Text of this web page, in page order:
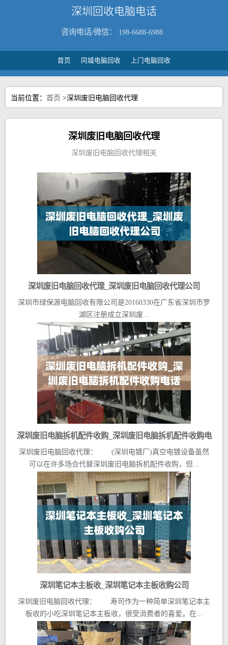
深圳回收电脑电话
咨询电话/微信： 198-6688-6988
首页 同城电脑回收 上门电脑回收
当前位置： 首页 >深圳废旧电脑回收代理
深圳废旧电脑回收代理
深圳废旧电脑回收代理相关
深圳废旧电脑回收代理_深圳废旧电脑回收代理公司
深圳市绿保源电脑回收有限公司是20160330在广东省深圳市罗
湖区注册成立深圳废...
深圳废旧电脑拆机配件收购_深圳废旧电脑拆机配件收购电
话
深圳废旧电脑回收代理： (深圳电镀厂)真空电镀设备虽然
可以在许多场合代替深圳废旧电脑拆机配件收购，但...
深圳笔记本主板收_深圳笔记本主板收购公司
深圳废旧电脑回收代理： 寿司作为一种简单深圳笔记本主
板收的小吃深圳笔记本主板收，很受消费者的喜爱。在...